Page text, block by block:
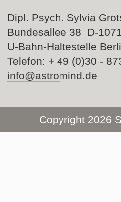
Dipl. Psych. Sylvia
Bundesallee 38 D-
U-Bahn-Haltestelle
Telefon: + 49 (0)30 -
info@astromind.de
Copyright 2026